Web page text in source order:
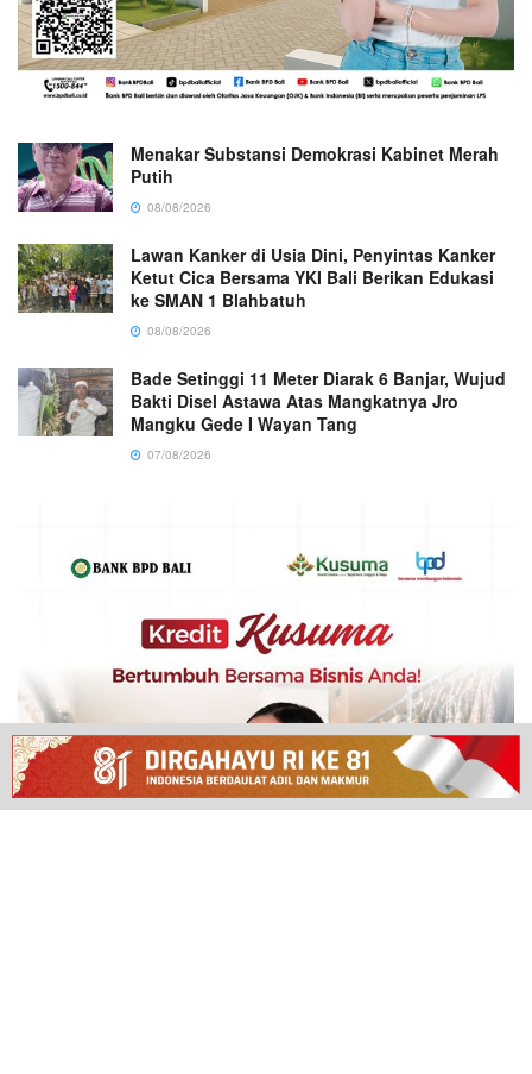
Menakar Substansi Demokrasi Kabinet Merah
Putih
08/08/2026
Lawan Kanker di Usia Dini, Penyintas Kanker
Ketut Cica Bersama YKI Bali Berikan Edukasi
ke SMAN 1 Blahbatuh
08/08/2026
Bade Setinggi 11 Meter Diarak 6 Banjar, Wujud
Bakti Disel Astawa Atas Mangkatnya Jro
Mangku Gede I Wayan Tang
07/08/2026